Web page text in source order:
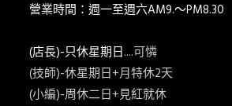
營業時間：週一至週六AM9.～PM8.30
(店長)-只休星期日....可憐
(技師)-休星期日+月特休2天
(小編)-周休二日+見紅就休